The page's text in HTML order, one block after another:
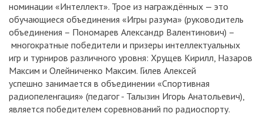
номинации «Интеллект». Трое из награждённых — это
обучающиеся объединения «Игры разума» (руководитель
объединения – Пономарев Александр Валентинович) –
многократные победители и призеры интеллектуальных
игр и турниров различного уровня: Хрущев Кирилл, Назаров
Максим и Олейниченко Максим. Гилев Алексей
успешно занимается в объединении «Спортивная
радиопеленгация» (педагог - Талызин Игорь Анатольевич),
является победителем соревнований по радиоспорту.